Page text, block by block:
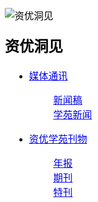
资优洞见
媒体通讯
新闻稿
学苑新闻
资优学苑刊物
年报
期刊
特刊